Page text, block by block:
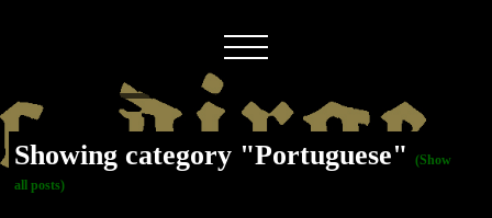
Showing category "Portuguese"
(Show
all posts)